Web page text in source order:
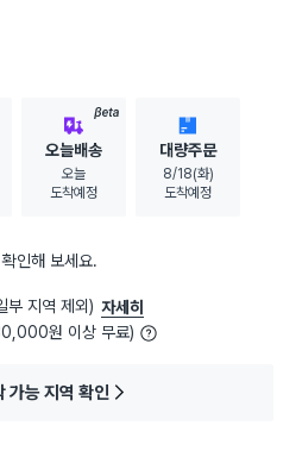
BETA
오늘배송
오늘
도착예정
대량주문
8/18(화)
도착예정
인해 보세요.
부 지역 제외) 자세히
원 이상 무료)
가능 지역 확인